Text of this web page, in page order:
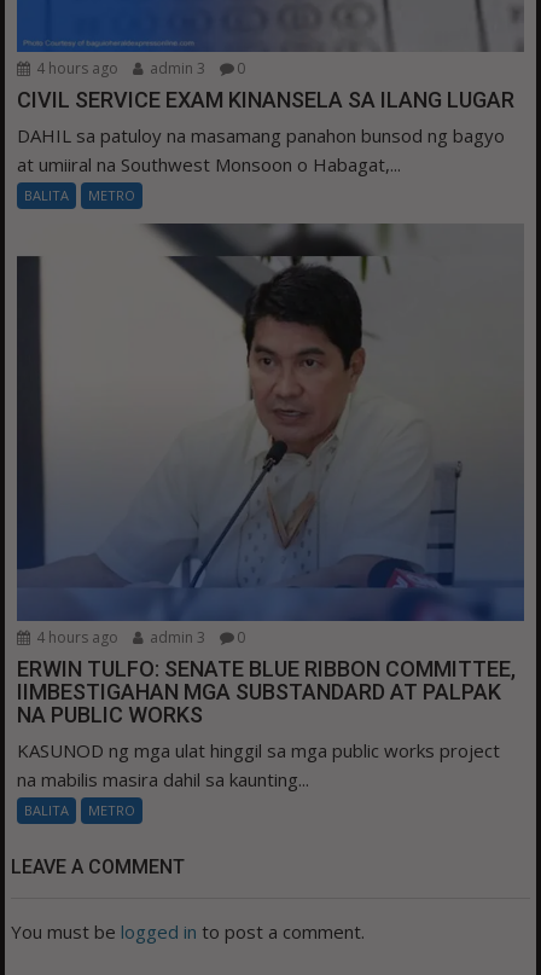
4 hours ago admin 3 0
CIVIL SERVICE EXAM KINANSELA SA ILANG LUGAR
DAHIL sa patuloy na masamang panahon bunsod ng bagyo
at umiiral na Southwest Monsoon o Habagat,...
BALITA METRO
4 hours ago admin 3 0
ERWIN TULFO: SENATE BLUE RIBBON COMMITTEE,
IIMBESTIGAHAN MGA SUBSTANDARD AT PALPAK
NA PUBLIC WORKS
KASUNOD ng mga ulat hinggil sa mga public works project
na mabilis masira dahil sa kaunting...
BALITA METRO
LEAVE A COMMENT
You must be logged in to post a comment.